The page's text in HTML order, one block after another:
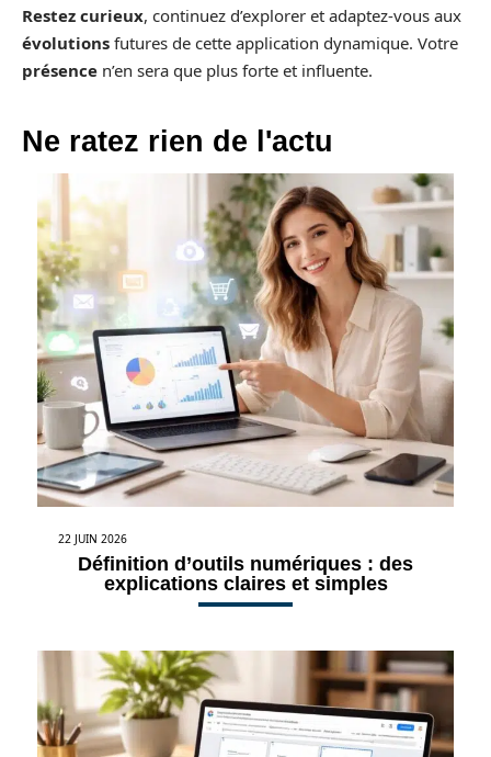
Restez curieux, continuez d’explorer et adaptez-vous aux
évolutions futures de cette application dynamique. Votre
présence n’en sera que plus forte et influente.
Ne ratez rien de l'actu
22 JUIN 2026
Définition d’outils numériques : des
explications claires et simples